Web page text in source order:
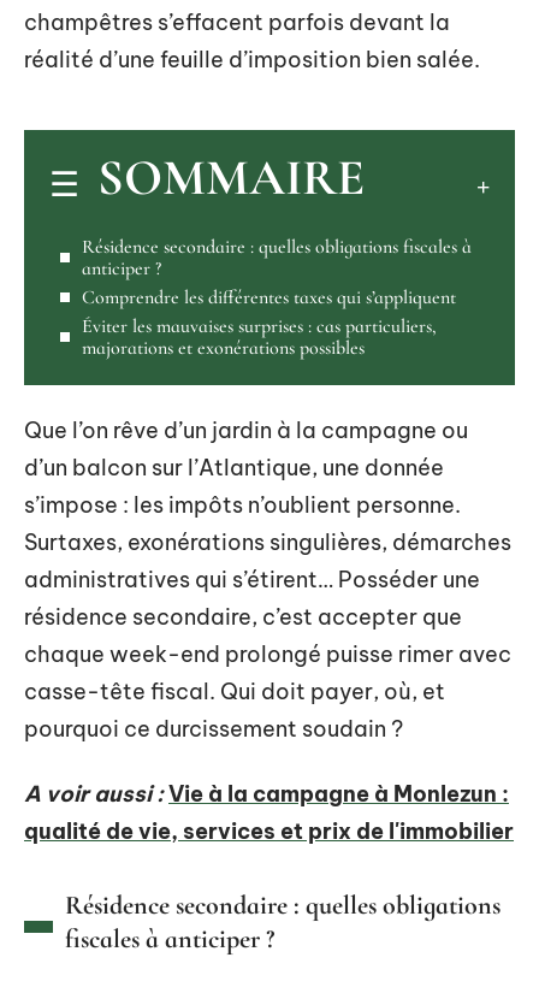
champêtres s’effacent parfois devant la
réalité d’une feuille d’imposition bien salée.
SOMMAIRE
Résidence secondaire : quelles obligations fiscales à
anticiper ?
Comprendre les différentes taxes qui s’appliquent
Éviter les mauvaises surprises : cas particuliers,
majorations et exonérations possibles
Que l’on rêve d’un jardin à la campagne ou
d’un balcon sur l’Atlantique, une donnée
s’impose : les impôts n’oublient personne.
Surtaxes, exonérations singulières, démarches
administratives qui s’étirent… Posséder une
résidence secondaire, c’est accepter que
chaque week-end prolongé puisse rimer avec
casse-tête fiscal. Qui doit payer, où, et
pourquoi ce durcissement soudain ?
A voir aussi :Vie à la campagne à Monlezun :
qualité de vie, services et prix de l'immobilier
Résidence secondaire : quelles obligations
fiscales à anticiper ?